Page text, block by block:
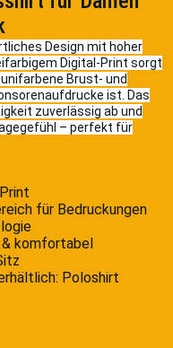
Design mit hoher
Digital-Print sorgt
Brust- und
ist. Das
zuverlässig ab und
– perfekt für
für Bedruckungen
komfortabel
Poloshirt